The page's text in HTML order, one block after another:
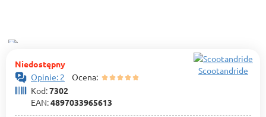
Niedostępny
Opinie: 2 Ocena:
Kod:7302
EAN:4897033965613
Scootandride